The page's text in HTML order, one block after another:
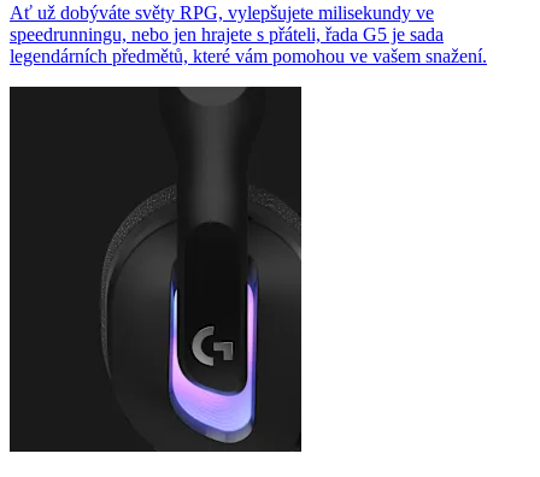
Ať už dobýváte světy RPG, vylepšujete milisekundy ve
speedrunningu, nebo jen hrajete s přáteli, řada G5 je sada
legendárních předmětů, které vám pomohou ve vašem snažení.